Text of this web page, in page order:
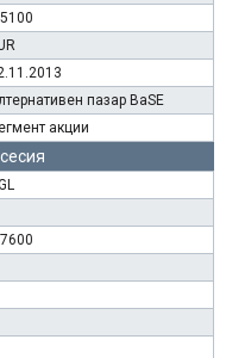
пазар BaSE
акции